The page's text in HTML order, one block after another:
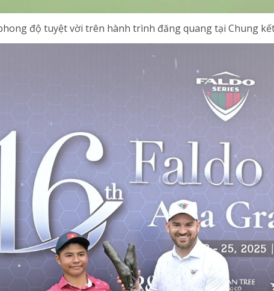
độ tuyệt vời trên hành trình đăng quang tại Chung kết